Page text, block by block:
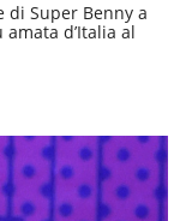
di Super Benny a
d’Italia al